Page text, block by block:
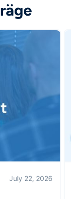
July 22, 2026